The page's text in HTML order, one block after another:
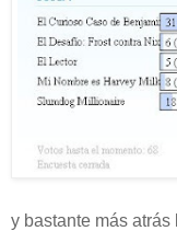
y bastante más atrás